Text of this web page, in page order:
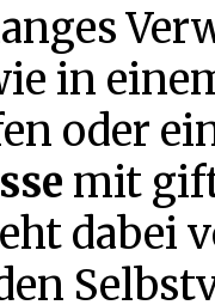
in
oder
mit
dabei